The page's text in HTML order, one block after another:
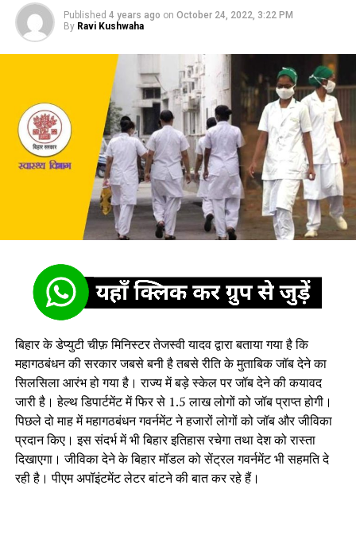
Published 4 years ago on October 24, 2022, 3:22 PM
By Ravi Kushwaha
बिहार के डेप्युटी चीफ़ मिनिस्टर तेजस्वी यादव द्वारा बताया गया है कि
महागठबंधन की सरकार जबसे बनी है तबसे रीति के मुताबिक जॉब देने का
सिलसिला आरंभ हो गया है। राज्य में बड़े स्केल पर जॉब देने की कयावद
जारी है। हेल्थ डिपार्टमेंट में फिर से 1.5 लाख लोगों को जॉब प्राप्त होगी।
पिछले दो माह में महागठबंधन गवर्नमेंट ने हजारों लोगों को जॉब और जीविका
प्रदान किए। इस संदर्भ में भी बिहार इतिहास रचेगा तथा देश को रास्ता
दिखाएगा। जीविका देने के बिहार मॉडल को सेंट्रल गवर्नमेंट भी सहमति दे
रही है। पीएम अपॉइंटमेंट लेटर बांटने की बात कर रहे हैं।